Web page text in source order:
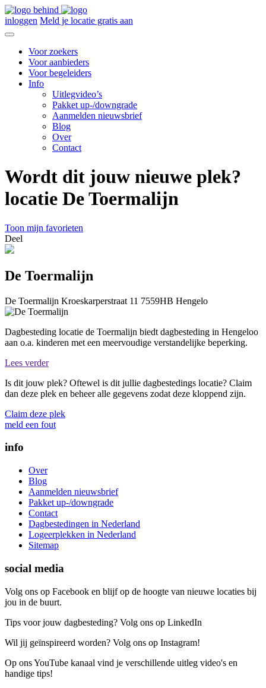
inloggen Meld je locatie gratis aan
Voor zoekers
Voor aanbieders
Voor begeleiders
Info
Uitlegvideo’s
Pakket up-/downgrade
Aanmelden nieuwsbrief
Blog
Over
Contact
Wordt dit jouw nieuwe plek?
locatie De Toermalijn
Toon mijn favorieten
Deel
De Toermalijn
De Toermalijn Kroeskarperstraat 11 7559HB Hengelo
Dagbesteding locatie de Toermalijn biedt dagbesteding in Hengeloo
aan o.a. kinderen met een meervoudige verstandelijke beperking.
Lees verder
Is dit jouw plek? Oftewel is dit jullie dagbestedings locatie? Claim
dan deze plek en beheer alle gegevens zodat deze kloppend zijn.
Claim deze plek
meld een fout
info
Over
Blog
Aanmelden nieuwsbrief
Pakket up-/downgrade
Contact
Dagbestedingen in Nederland
Logeerplekken in Nederland
Sitemap
social media
Volg ons op Facebook en blijf op de hoogte van nieuwe locaties bij
jou in de buurt.
Tips voor jouw dagbesteding? Volg ons op LinkedIn
Wil jij geïnspireerd worden? Volg ons op Instagram!
Op ons YouTube kanaal vind je verschillende uitleg video's en
handige tips!